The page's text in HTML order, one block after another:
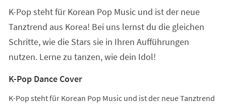
K-Pop steht für Korean Pop Music und ist der neue
Tanztrend aus Korea! Bei uns lernst du die gleichen
Schritte, wie die Stars sie in Ihren Aufführungen
nutzen. Lerne zu tanzen, wie dein Idol!
K-Pop Dance Cover
K-Pop steht für Korean Pop Music und ist der neue Tanztrend